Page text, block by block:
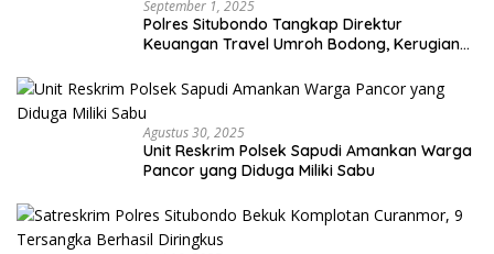
September 1, 2025
Polres Situbondo Tangkap Direktur
Keuangan Travel Umroh Bodong, Kerugian
Agustus 30, 2025
Unit Reskrim Polsek Sapudi Amankan Warga
Pancor yang Diduga Miliki Sabu